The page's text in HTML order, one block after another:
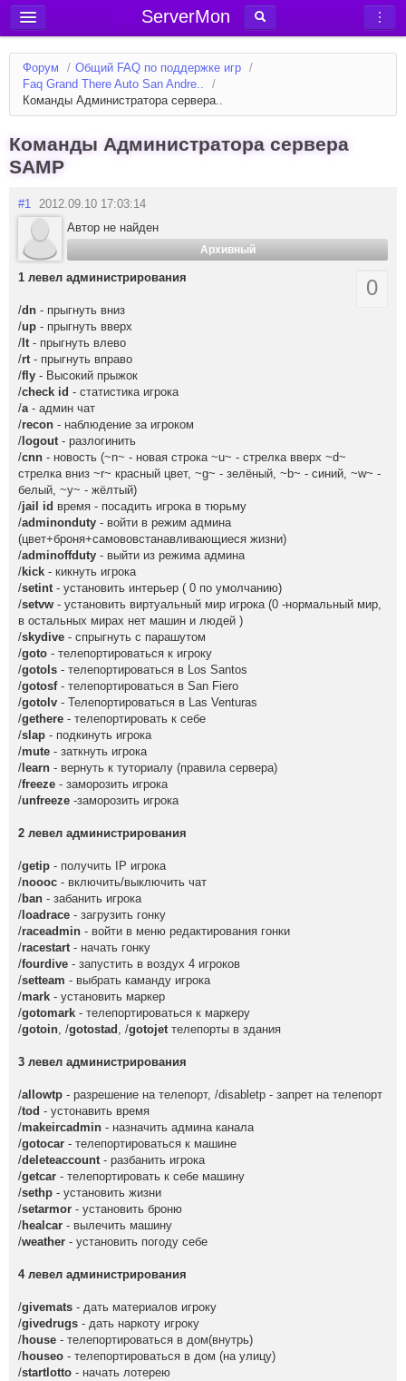
ServerMon
Добавить сервер
Мониторинг серверов
Новости
Блог
Статьи
Форум
Вход в аккаунт
Форум / Общий FAQ по поддержке игр /
Faq Grand There Auto San Andre..
/
Команды Администратора сервера..
Команды Администратора сервера
SAMP
#1 2012.09.10 17:03:14
Автор не найден
Архивный
0
1 левел администрирования
/dn - прыгнуть вниз
/up - прыгнуть вверх
/ lt - прыгнуть влево
/rt - прыгнуть вправо
/fly - Высокий прыжок
/check id - статистика игрока
/a- админ чат
/recon - наблюдение за игроком
/ logout - разлогинить
/cnn - новость (~n~ - новая строка ~u~ - стрелка вверх ~d~
стрелка вниз ~r~ красный цвет, ~g~ - зелёный, ~b~ - синий, ~w~ -
белый, ~y~ - жёлтый)
/jail id время - посадить игрока в тюрьму
/adminonduty - войти в режим админа
(цвет+броня+самововстанавливающиеся жизни)
/adminoffduty - выйти из режима админа
/kick - кикнуть игрока
/setint - установить интерьер ( 0 по умолчанию)
/setvw - установить виртуальный мир игрока (0 -нормальный мир,
в остальных мирах нет машин и людей )
/skydive - спрыгнуть с парашутом
/goto - телепортироваться к игроку
/gotols - телепортироваться в Los Santos
/gotosf - телепортироваться в San Fiero
/gotolv - Телепортироваться в Las Venturas
/gethere - телепортировать к себе
/slap - подкинуть игрока
/mute - заткнуть игрока
/ learn - вернуть к туториалу (правила сервера)
/freeze - заморозить игрока
/unfreeze -заморозить игрока
2 левел администрирования
/getip - получить IP игрока
/noooc - включить/выключить чат
/ban - забанить игрока
/ loadrace - загрузить гонку
/raceadmin - войти в меню редактирования гонки
/racestart - начать гонку
/fourdive - запустить в воздух 4 игроков
/setteam - выбрать каманду игрока
/mark - установить маркер
/gotomark - телепортироваться к маркеру
/gotoin, /gotostad , /gotojet телепорты в здания
3 левел администрирования
/allowtp - разрешение на телепорт, /disabletp - запрет на телепорт
/tod - устонавить время
/makeircadmin - назначить админа канала
/gotocar - телепортироваться к машине
/deleteaccount- разбанить игрока
/getcar - телепортировать к себе машину
/sethp - установить жизни
/setarmor - установить броню
/healcar - вылечить машину
/weather - установить погоду себе
4 левел администрирования
/givemats - дать материалов игроку
/givedrugs - дать наркоту игроку
/house - телепортироваться в дом(внутрь)
/houseo - телепортироваться в дом (на улицу)
/startlotto - начать лотерею